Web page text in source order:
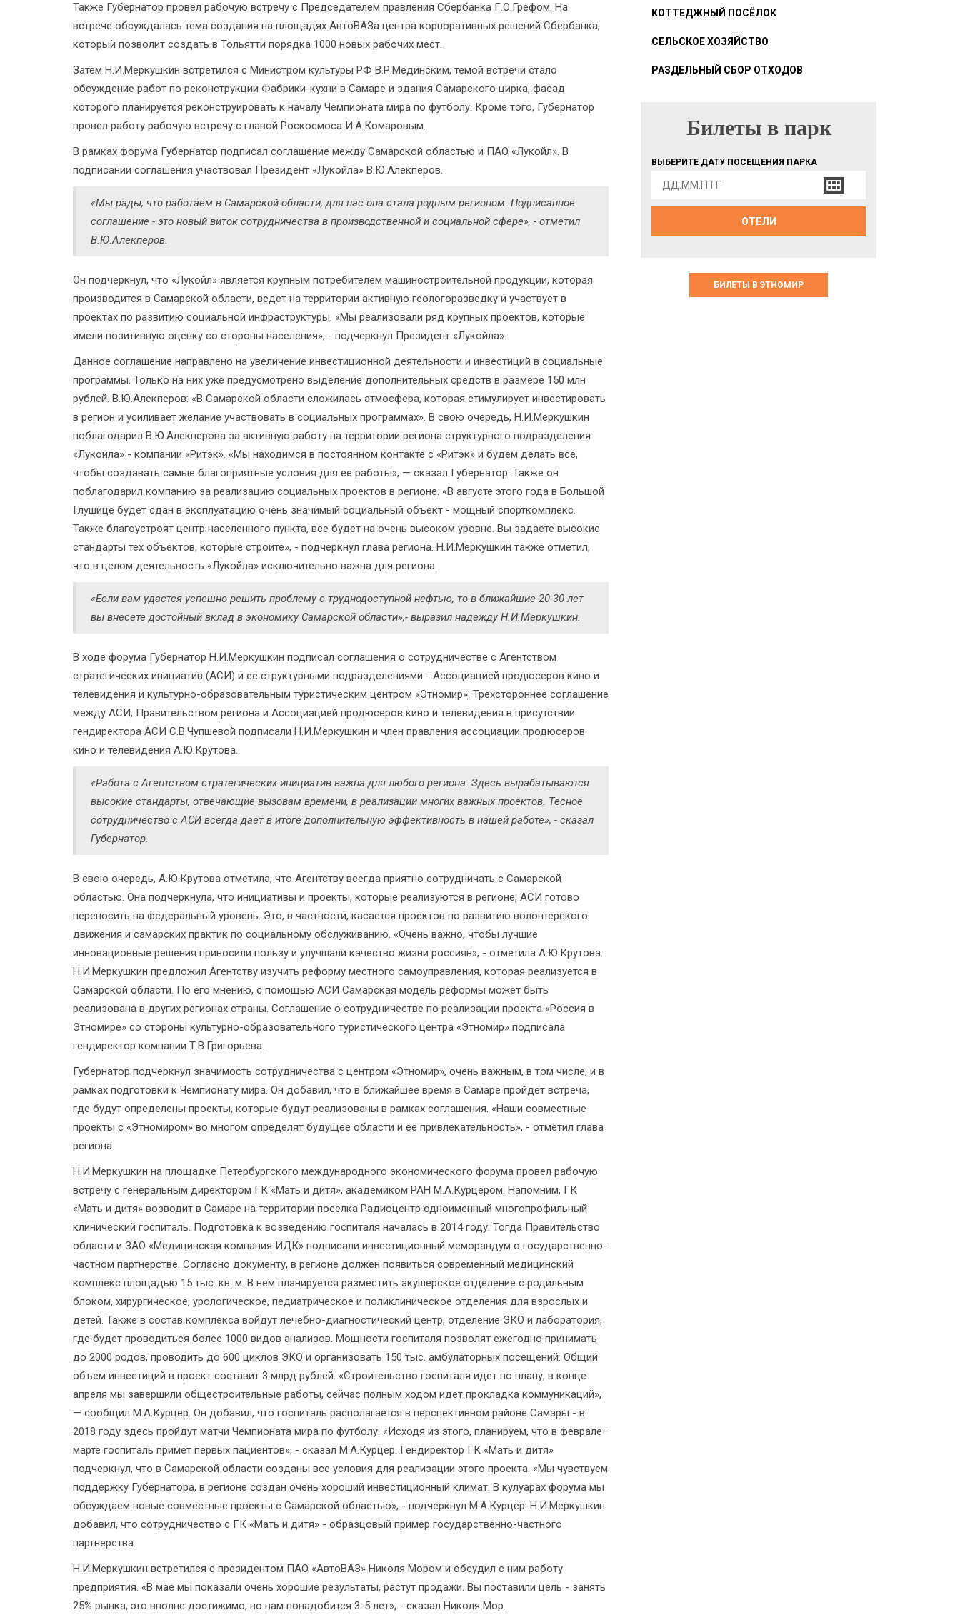
Также Губернатор провел рабочую встречу с Председателем правления Сбербанка Г.О.Грефом. На
встрече обсуждалась тема создания на площадях АвтоВАЗа центра корпоративных решений Сбербанка,
который позволит создать в Тольятти порядка 1000 новых рабочих мест.
Затем Н.И.Меркушкин встретился с Министром культуры РФ В.Р.Мединским, темой встречи стало
обсуждение работ по реконструкции Фабрики-кухни в Самаре и здания Самарского цирка, фасад
которого планируется реконструировать к началу Чемпионата мира по футболу. Кроме того, Губернатор
провел работу рабочую встречу с главой Роскосмоса И.А.Комаровым.
В рамках форума Губернатор подписал соглашение между Самарской областью и ПАО «Лукойл». В
подписании соглашения участвовал Президент «Лукойла» В.Ю.Алекперов.
«Мы рады, что работаем в Самарской области, для нас она стала родным регионом. Подписанное
соглашение - это новый виток сотрудничества в производственной и социальной сфере», - отметил
В.Ю.Алекперов.
Он подчеркнул, что «Лукойл» является крупным потребителем машиностроительной продукции, которая
производится в Самарской области, ведет на территории активную геологоразведку и участвует в
проектах по развитию социальной инфраструктуры. «Мы реализовали ряд крупных проектов, которые
имели позитивную оценку со стороны населения», - подчеркнул Президент «Лукойла».
Данное соглашение направлено на увеличение инвестиционной деятельности и инвестиций в социальные
программы. Только на них уже предусмотрено выделение дополнительных средств в размере 150 млн
рублей. В.Ю.Алекперов: «В Самарской области сложилась атмосфера, которая стимулирует инвестировать
в регион и усиливает желание участвовать в социальных программах». В свою очередь, Н.И.Меркушкин
поблагодарил В.Ю.Алекперова за активную работу на территории региона структурного подразделения
«Лукойла» - компании «Ритэк». «Мы находимся в постоянном контакте с «Ритэк» и будем делать все,
чтобы создавать самые благоприятные условия для ее работы», — сказал Губернатор. Также он
поблагодарил компанию за реализацию социальных проектов в регионе. «В августе этого года в Большой
Глушице будет сдан в эксплуатацию очень значимый социальный объект - мощный спорткомплекс.
Также благоустроят центр населенного пункта, все будет на очень высоком уровне. Вы задаете высокие
стандарты тех объектов, которые строите», - подчеркнул глава региона. Н.И.Меркушкин также отметил,
что в целом деятельность «Лукойла» исключительно важна для региона.
«Если вам удастся успешно решить проблему с труднодоступной нефтью, то в ближайшие 20-30 лет
вы внесете достойный вклад в экономику Самарской области»,- выразил надежду Н.И.Меркушкин.
В ходе форума Губернатор Н.И.Меркушкин подписал соглашения о сотрудничестве с Агентством
стратегических инициатив (АСИ) и ее структурными подразделениями - Ассоциацией продюсеров кино и
телевидения и культурно-образовательным туристическим центром «Этномир». Трехстороннее соглашение
между АСИ, Правительством региона и Ассоциацией продюсеров кино и телевидения в присутствии
гендиректора АСИ С.В.Чупшевой подписали Н.И.Меркушкин и член правления ассоциации продюсеров
кино и телевидения А.Ю.Крутова.
«Работа с Агентством стратегических инициатив важна для любого региона. Здесь вырабатываются
высокие стандарты, отвечающие вызовам времени, в реализации многих важных проектов. Тесное
сотрудничество с АСИ всегда дает в итоге дополнительную эффективность в нашей работе», - сказал
Губернатор.
В свою очередь, А.Ю.Крутова отметила, что Агентству всегда приятно сотрудничать с Самарской
областью. Она подчеркнула, что инициативы и проекты, которые реализуются в регионе, АСИ готово
переносить на федеральный уровень. Это, в частности, касается проектов по развитию волонтерского
движения и самарских практик по социальному обслуживанию. «Очень важно, чтобы лучшие
инновационные решения приносили пользу и улучшали качество жизни россиян», - отметила А.Ю.Крутова.
Н.И.Меркушкин предложил Агентству изучить реформу местного самоуправления, которая реализуется в
Самарской области. По его мнению, с помощью АСИ Самарская модель реформы может быть
реализована в других регионах страны. Соглашение о сотрудничестве по реализации проекта «Россия в
Этномире» со стороны культурно-образовательного туристического центра «Этномир» подписала
гендиректор компании Т.В.Григорьева.
Губернатор подчеркнул значимость сотрудничества с центром «Этномир», очень важным, в том числе, и в
рамках подготовки к Чемпионату мира. Он добавил, что в ближайшее время в Самаре пройдет встреча,
где будут определены проекты, которые будут реализованы в рамках соглашения. «Наши совместные
проекты с «Этномиром» во многом определят будущее области и ее привлекательность», - отметил глава
региона.
Н.И.Меркушкин на площадке Петербургского международного экономического форума провел рабочую
встречу с генеральным директором ГК «Мать и дитя», академиком РАН М.А.Курцером. Напомним, ГК
«Мать и дитя» возводит в Самаре на территории поселка Радиоцентр одноименный многопрофильный
клинический госпиталь. Подготовка к возведению госпиталя началась в 2014 году. Тогда Правительство
области и ЗАО «Медицинская компания ИДК» подписали инвестиционный меморандум о государственно-
частном партнерстве. Согласно документу, в регионе должен появиться современный медицинский
комплекс площадью 15 тыс. кв. м. В нем планируется разместить акушерское отделение с родильным
блоком, хирургическое, урологическое, педиатрическое и поликлиническое отделения для взрослых и
детей. Также в состав комплекса войдут лечебно-диагностический центр, отделение ЭКО и лаборатория,
где будет проводиться более 1000 видов анализов. Мощности госпиталя позволят ежегодно принимать
до 2000 родов, проводить до 600 циклов ЭКО и организовать 150 тыс. амбулаторных посещений. Общий
объем инвестиций в проект составит 3 млрд рублей. «Строительство госпиталя идет по плану, в конце
апреля мы завершили общестроительные работы, сейчас полным ходом идет прокладка коммуникаций»,
— сообщил М.А.Курцер. Он добавил, что госпиталь располагается в перспективном районе Самары - в
2018 году здесь пройдут матчи Чемпионата мира по футболу. «Исходя из этого, планируем, что в феврале–
марте госпиталь примет первых пациентов», - сказал М.А.Курцер. Гендиректор ГК «Мать и дитя»
подчеркнул, что в Самарской области созданы все условия для реализации этого проекта. «Мы чувствуем
поддержку Губернатора, в регионе создан очень хороший инвестиционный климат. В кулуарах форума мы
обсуждаем новые совместные проекты с Самарской областью», - подчеркнул М.А.Курцер. Н.И.Меркушкин
добавил, что сотрудничество с ГК «Мать и дитя» - образцовый пример государственно-частного
партнерства.
Н.И.Меркушкин встретился с президентом ПАО «АвтоВАЗ» Николя Мором и обсудил с ним работу
предприятия. «В мае мы показали очень хорошие результаты, растут продажи. Вы поставили цель - занять
25% рынка, это вполне достижимо, но нам понадобится 3-5 лет», - сказал Николя Мор.
КОТТЕДЖНЫЙ ПОСЁЛОК
СЕЛЬСКОЕ ХОЗЯЙСТВО
РАЗДЕЛЬНЫЙ СБОР ОТХОДОВ
БИЛЕТЫ В ПАРК
Билеты в парк
ВЫБЕРИТЕ ДАТУ ПОСЕЩЕНИЯ ПАРКА
ОТЕЛИ
БИЛЕТЫ В ЭТНОМИР